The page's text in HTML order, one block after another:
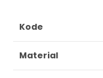
Kode
Material